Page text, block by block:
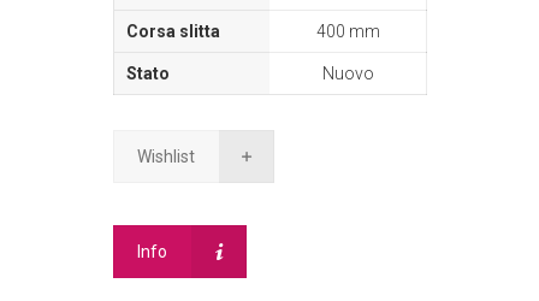
400 mm
Nuovo
Wishlist
Info